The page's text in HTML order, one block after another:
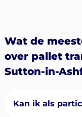
Wat de
over pallet
Sutton-in-
Kan ik als